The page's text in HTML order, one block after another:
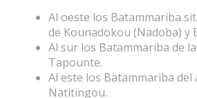
Al oeste los Batammariba
de Kounadokou (Nadoba) y
Al sur los Batammariba de
Tapounte.
Al este los Batammariba del
Natitingou.